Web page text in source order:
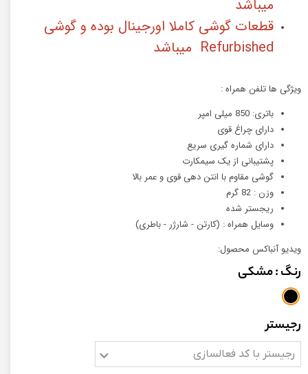
میباشد
قطعات گوشی کاملا اورجینال بوده و گوشی
Refurbished میباشد
ویژگی ها تلفن همراه :
باتری: 850 میلی امپر
دارای چراغ قوی
دارای شماره گیری سریع
پشتیبانی از یک سیمکارت
گوشی مقاوم با انتن دهی قوی و عمر بالا
وزن : 82 گرم
ریجستر شده
وسایل همراه : (کارتن - شارژر - باطری)
ویدیو آنباکس محصول:
رنگ: مشکی
رجیستر
رجیستر با کد فعالسازی